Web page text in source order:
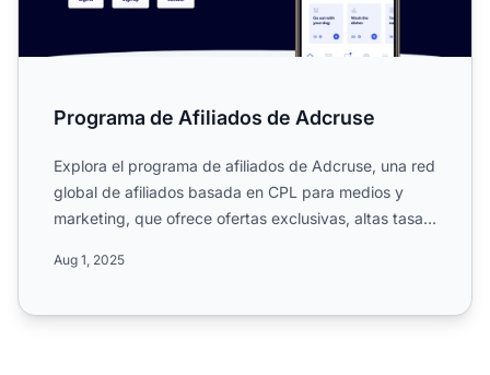
Programa de Afiliados de Adcruse
Explora el programa de afiliados de Adcruse, una red
global de afiliados basada en CPL para medios y
marketing, que ofrece ofertas exclusivas, altas tasas
Aug 1, 2025